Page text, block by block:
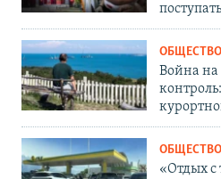
ОБЩЕСТВО
Война на
ОБЩЕСТВО
«Отдых с